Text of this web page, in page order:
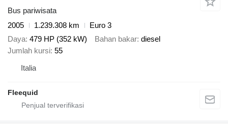
Bus pariwisata
2005
1.239.308 km
Euro 3
Daya 479 HP (352 kW) Bahan bakar diesel
Jumlah kursi 55
Italia
Fleequid